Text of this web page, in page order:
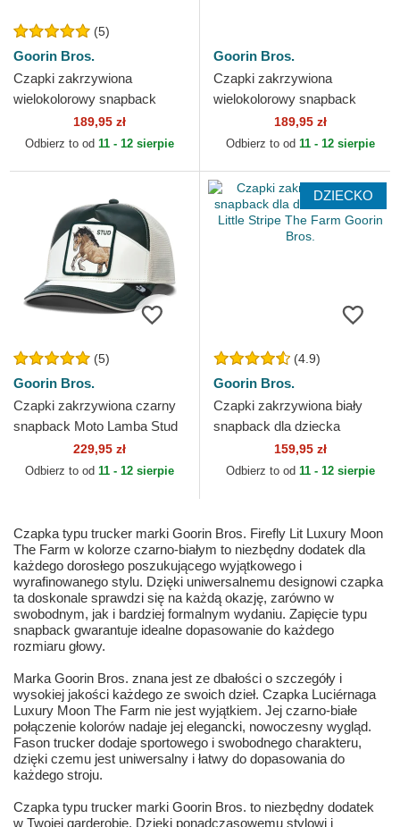
(5)
Goorin Bros.
Czapki zakrzywiona
wielokolorowy snapback
Goorin Bros. Cock Team
Rooster Original Recipe
189,95 zł
Odbierz to od 11 - 12 sierpie
Goorin Bros.
Czapki zakrzywiona
wielokolorowy snapback
Goorin Bros. King Team Tiger
Original Recipe Team Pride...
189,95 zł
Odbierz to od 11 - 12 sierpie
(5)
Goorin Bros.
Czapki zakrzywiona czarny
snapback Moto Lamba Stud
The Farm Goorin Bros.
229,95 zł
Odbierz to od 11 - 12 sierpie
DZIECKO
(4.9)
Goorin Bros.
Czapki zakrzywiona biały
snapback dla dziecka
Extreme Little Stripe The
Farm Goorin Bros.
159,95 zł
Odbierz to od 11 - 12 sierpie
Czapka typu trucker marki Goorin Bros. Firefly Lit Luxury Moon
The Farm w kolorze czarno-białym to niezbędny dodatek dla
każdego dorosłego poszukującego wyjątkowego i
wyrafinowanego stylu. Dzięki uniwersalnemu designowi czapka
ta doskonale sprawdzi się na każdą okazję, zarówno w
swobodnym, jak i bardziej formalnym wydaniu. Zapięcie typu
snapback gwarantuje idealne dopasowanie do każdego
rozmiaru głowy.
Marka Goorin Bros. znana jest ze dbałości o szczegóły i
wysokiej jakości każdego ze swoich dzieł. Czapka Luciérnaga
Luxury Moon The Farm nie jest wyjątkiem. Jej czarno-białe
połączenie kolorów nadaje jej elegancki, nowoczesny wygląd.
Fason trucker dodaje sportowego i swobodnego charakteru,
dzięki czemu jest uniwersalny i łatwy do dopasowania do
każdego stroju.
Czapka typu trucker marki Goorin Bros. to niezbędny dodatek
w Twojej garderobie. Dzięki ponadczasowemu stylowi i